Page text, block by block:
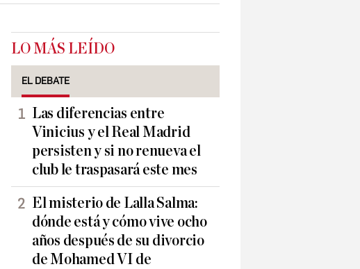
LO MÁS LEÍDO
EL DEBATE
Las diferencias entre
Vinicius y el Real Madrid
persisten y si no renueva el
club le traspasará este mes
El misterio de Lalla Salma:
dónde está y cómo vive ocho
años después de su divorcio
de Mohamed VI de